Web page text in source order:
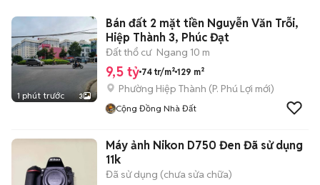
1 phút trước 3
Bán đất 2 mặt tiền Nguyễn Văn Trỗi,
Hiệp Thành 3, Phúc Đạt
Đất thổ cư Ngang 10 m
9,5 tỷ 74 tr/m² 129 m²
Phường Hiệp Thành (P. Phú Lợi mới)
Cộng Đồng Nhà Đất
Máy ảnh Nikon D750 Đen Đã sử dụng
11k
Đã sử dụng (chưa sửa chữa)